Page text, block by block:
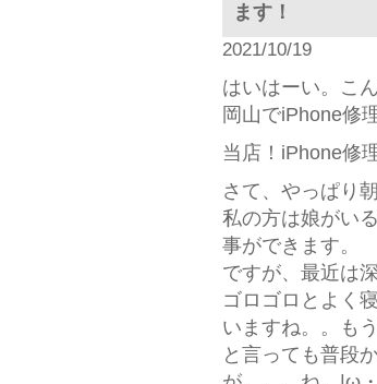
ます！
2021/10/19
はいはーい。こ
岡山でiPhone修
当店！iPhone修
さて、やっぱり
私の方は娘がい
事ができます。
ですが、最近は
ゴロゴロとよく
いますね。。も
と言っても普段